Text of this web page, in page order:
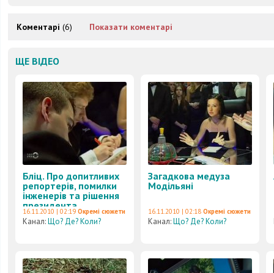
Коментарі (6) Показати коментарі
ЩЕ ВІДЕО
Бліц. Про допитливих
репортерів, помилки
інженерів та рішення
президента
16.11.2010 | 02:19 Окремі сюжети
Канал:Що? Де? Коли?
Загадкова медуза
Модільяні
16.11.2010 | 02:18 Окремі сюжети
Канал:Що? Де? Коли?